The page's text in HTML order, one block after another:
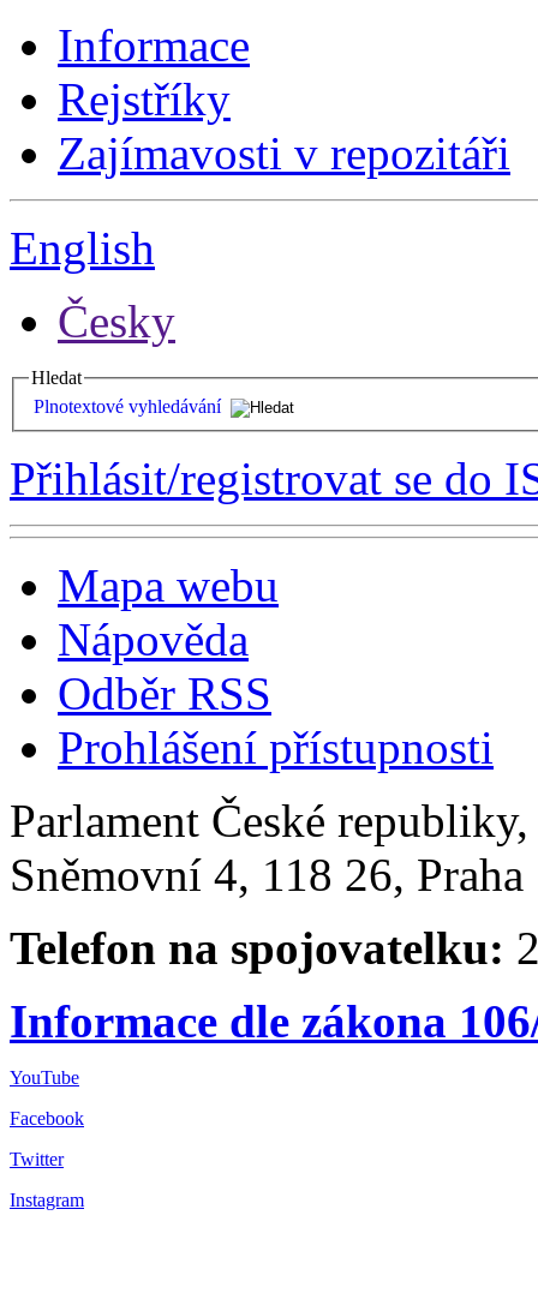
Informace
Rejstříky
Zajímavosti v repozitáři
English
Česky
Hledat
Plnotextové vyhledávání
Přihlásit/registrovat se do
Mapa webu
Nápověda
Odběr RSS
Prohlášení přístupnosti
Parlament České
Sněmovní 4, 118 26,
Telefon na spojovatelku:
Informace dle zákona
YouTube
Facebook
Twitter
Instagram